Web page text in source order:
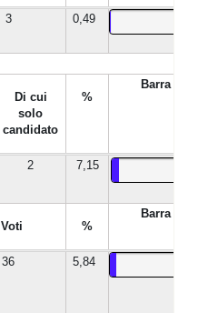
3 0,49
Di cui
solo
candidato
%
Barra %
2 7,15
Voti %
Barra %
36 5,84